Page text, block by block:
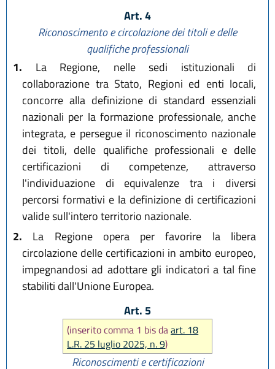
Art. 4
Riconoscimento e circolazione dei titoli e delle
qualifiche professionali
1. La Regione, nelle sedi istituzionali di
collaborazione tra Stato, Regioni ed enti locali,
concorre alla definizione di standard essenziali
nazionali per la formazione professionale, anche
integrata, e persegue il riconoscimento nazionale
dei titoli, delle qualifiche professionali e delle
certificazioni di competenze, attraverso
l'individuazione di equivalenze tra i diversi
percorsi formativi e la definizione di certificazioni
valide sull'intero territorio nazionale.
2. La Regione opera per favorire la libera
circolazione delle certificazioni in ambito europeo,
impegnandosi ad adottare gli indicatori a tal fine
stabiliti dall'Unione Europea.
Art. 5
(inserito comma 1 bis daart. 18
L.R. 25 luglio 2025, n. 9)
Riconoscimenti e certificazioni